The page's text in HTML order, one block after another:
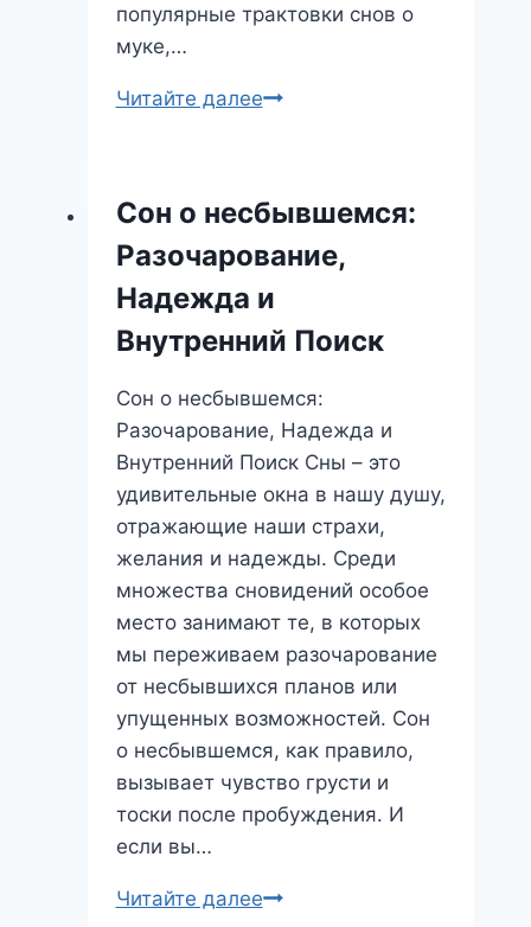
популярные трактовки снов о
муке,…
Читайте далееСны
привкус
тревоги
или
перемен?
Сон о несбывшемся:
Разочарование,
Надежда и
Внутренний Поиск
Сон о несбывшемся:
Разочарование, Надежда и
Внутренний Поиск Сны – это
удивительные окна в нашу душу,
отражающие наши страхи,
желания и надежды. Среди
множества сновидений особое
место занимают те, в которых
мы переживаем разочарование
от несбывшихся планов или
упущенных возможностей. Сон
о несбывшемся, как правило,
вызывает чувство грусти и
тоски после пробуждения. И
если вы…
Читайте далееСон